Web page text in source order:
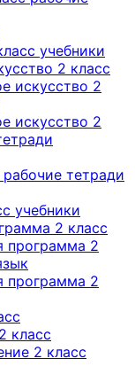
учебники
2 класс
искусство 2
искусство 2
тетради
учебники
2 класс
программа 2
программа 2
класс
2 класс